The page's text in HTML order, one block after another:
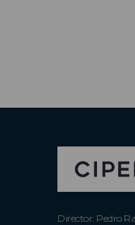
Director: Pedro